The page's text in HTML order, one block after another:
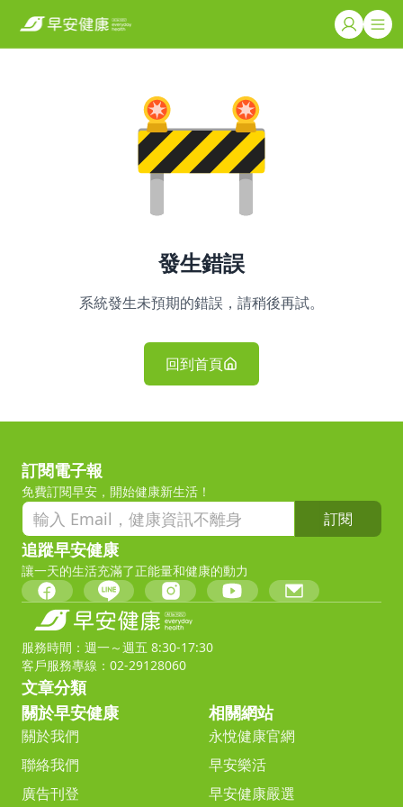
發生錯誤
系統發生未預期的錯誤，請稍後再試。
回到首頁
訂閱電子報
免費訂閱早安，開始健康新生活！
訂閱
追蹤早安健康
讓一天的生活充滿了正能量和健康的動力
服務時間：週一～週五 8:30-17:30
客戶服務專線：02-29128060
文章分類
關於早安健康
關於我們
聯絡我們
廣告刊登
相關網站
永悅健康官網
早安樂活
早安健康嚴選